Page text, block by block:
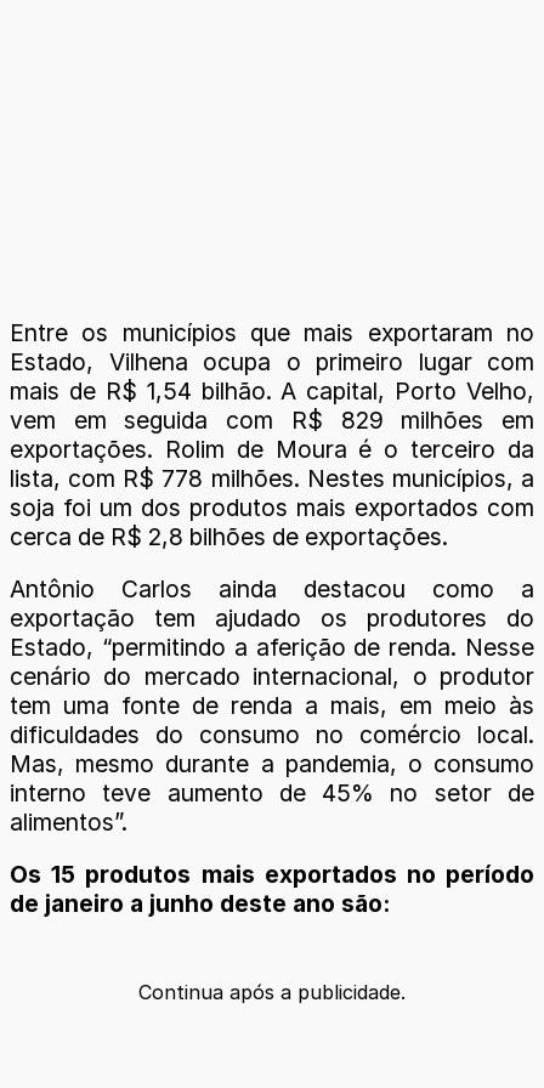
Entre os municípios que mais exportaram no
Estado, Vilhena ocupa o primeiro lugar com
mais de R$ 1,54 bilhão. A capital, Porto Velho,
vem em seguida com R$ 829 milhões em
exportações. Rolim de Moura é o terceiro da
lista, com R$ 778 milhões. Nestes municípios, a
soja foi um dos produtos mais exportados com
cerca de R$ 2,8 bilhões de exportações.
Antônio Carlos ainda destacou como a
exportação tem ajudado os produtores do
Estado, “permitindo a aferição de renda. Nesse
cenário do mercado internacional, o produtor
tem uma fonte de renda a mais, em meio às
dificuldades do consumo no comércio local.
Mas, mesmo durante a pandemia, o consumo
interno teve aumento de 45% no setor de
alimentos”.
Os 15 produtos mais exportados no período
de janeiro a junho deste ano são:
Continua após a publicidade.